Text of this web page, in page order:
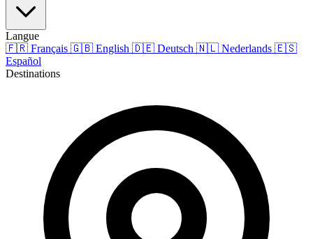
Langue
🇫🇷 Français 🇬🇧 English 🇩🇪 Deutsch 🇳🇱 Nederlands 🇪🇸
Español
Destinations